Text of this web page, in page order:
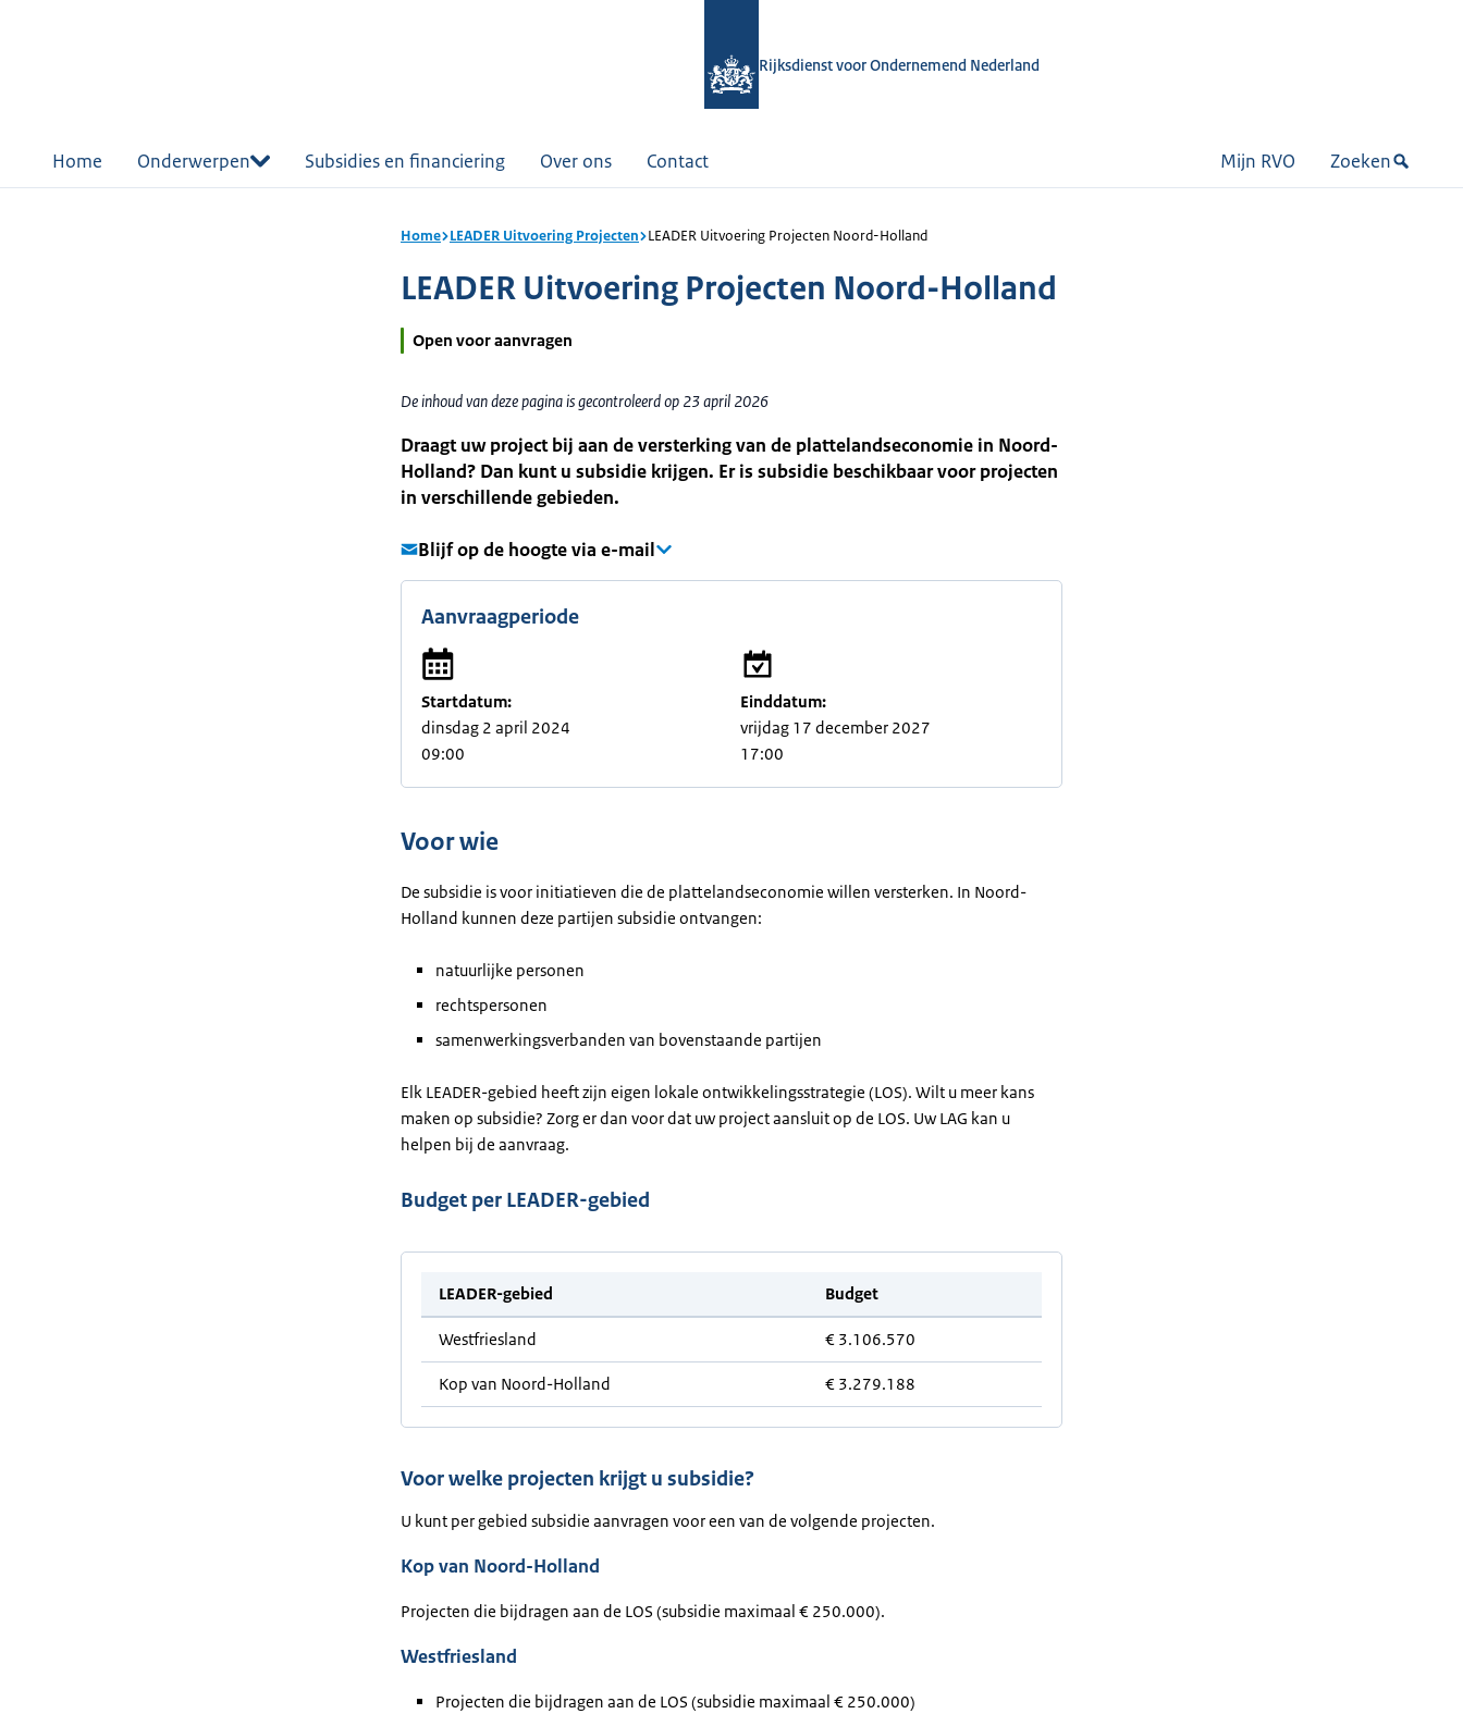
Rijksdienst voor Ondernemend Nederland
Home Onderwerpen Subsidies en financiering Over ons Contact Mijn RVO Zoeken
Home LEADER Uitvoering Projecten LEADER Uitvoering Projecten Noord-Holland
LEADER Uitvoering Projecten Noord-Holland
Open voor aanvragen
De inhoud van deze pagina is gecontroleerd op 23 april 2026
Draagt uw project bij aan de versterking van de plattelandseconomie in Noord-
Holland? Dan kunt u subsidie krijgen. Er is subsidie beschikbaar voor projecten
in verschillende gebieden.
Blijf op de hoogte via e-mail
Aanvraagperiode
Startdatum:
dinsdag 2 april 2024
09:00
Einddatum:
vrijdag 17 december 2027
17:00
Voor wie
De subsidie is voor initiatieven die de plattelandseconomie willen versterken. In Noord-
Holland kunnen deze partijen subsidie ontvangen:
natuurlijke personen
rechtspersonen
samenwerkingsverbanden van bovenstaande partijen
Elk LEADER-gebied heeft zijn eigen lokale ontwikkelingsstrategie (LOS). Wilt u meer kans
maken op subsidie? Zorg er dan voor dat uw project aansluit op de LOS. Uw LAG kan u
helpen bij de aanvraag.
Budget per LEADER-gebied
LEADER-gebied Budget
Westfriesland € 3.106.570
Kop van Noord-Holland € 3.279.188
Voor welke projecten krijgt u subsidie?
U kunt per gebied subsidie aanvragen voor een van de volgende projecten.
Kop van Noord-Holland
Projecten die bijdragen aan de LOS (subsidie maximaal € 250.000).
Westfriesland
Projecten die bijdragen aan de LOS (subsidie maximaal € 250.000)